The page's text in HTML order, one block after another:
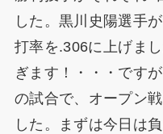
した。黒川史陽選手
打率を.306に上げま
ぎます！・・・です
の試合で、オープン
した。まずは今日は